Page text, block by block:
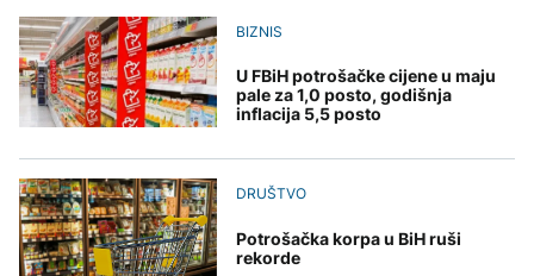
Stanivukovićev PSS
CIK BiH kaznio stranke
zbog kampanje prije
roka, najviše platiti mora
prave centri za prihvat
migranata? Spajić:
Nismo vodili pregovore
predsjednika "lomile
zube" na Iranu, Trump
Brodovlasnici upozorili:
moreuzu ugrozile bi
globalnu trgovinu
ZDRAVLJE
prijeti širenje u Evropi?
KULTURA
BIZNIS
U FBiH potrošačke cijene u maju
pale za 1,0 posto, godišnja
inflacija 5,5 posto
DRUŠTVO
Potrošačka korpa u BiH ruši
rekorde